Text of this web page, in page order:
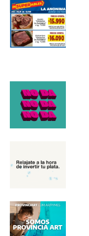
Dirección de correo
Apellidos
Número de teléfono